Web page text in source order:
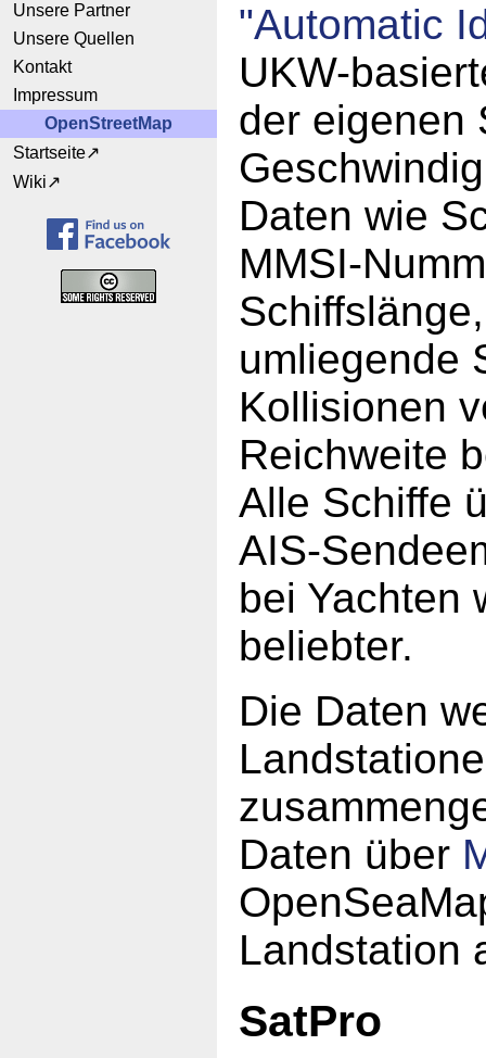
Unsere Partner
Unsere Quellen
Kontakt
Impressum
OpenStreetMap
Startseite
Wiki
"Automatic
UKW-
der eigenen
Daten wie
MMSI-
umliegende
Kollisionen
Reichweite
Alle Schiffe
AIS-
bei Yachten
beliebter.
Die Daten
Daten über
Landstation
SatPro